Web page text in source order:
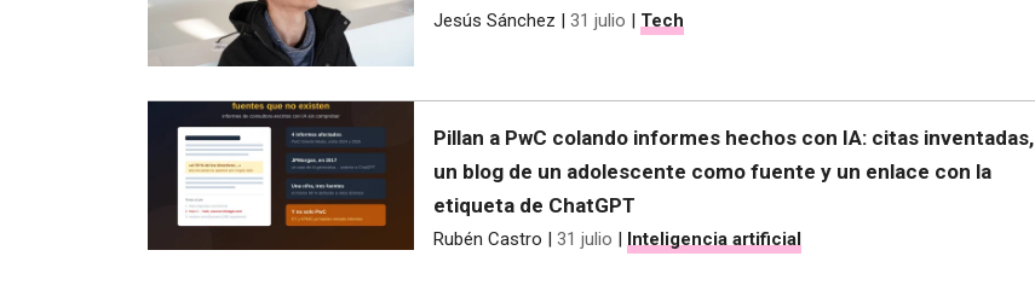
Jesús Sánchez | 31 julio | Tech
Pillan a PwC colando informes hechos con IA: citas inventadas,
un blog de un adolescente como fuente y un enlace con la
etiqueta de ChatGPT
Rubén Castro | 31 julio | Inteligencia artificial